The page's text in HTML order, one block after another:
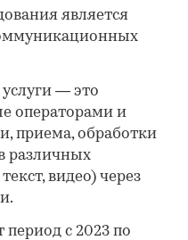
является
— это
операторами и
приема, обработки
различных
видео) через
период с 2023 по